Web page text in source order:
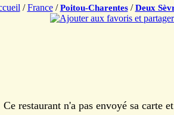
/France/Poitou-Charentes/Deux
Ce restaurant n'a pas envoyé sa carte